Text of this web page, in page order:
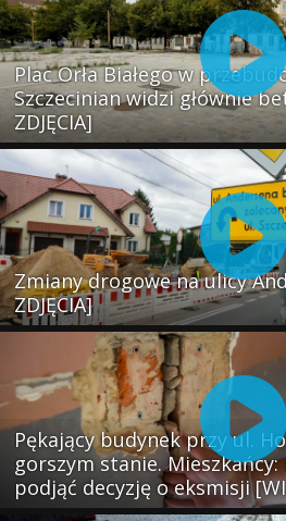
Plac Orła Białego w
Szczecinian widzi głównie
ZDJĘCIA]
Zmiany drogowe na ulicy
ZDJĘCIA]
Pękający budynek przy ul.
gorszym stanie.
podjąć decyzję o eksmisji